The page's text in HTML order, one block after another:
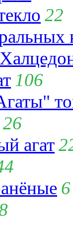
22
106
26
агат
6